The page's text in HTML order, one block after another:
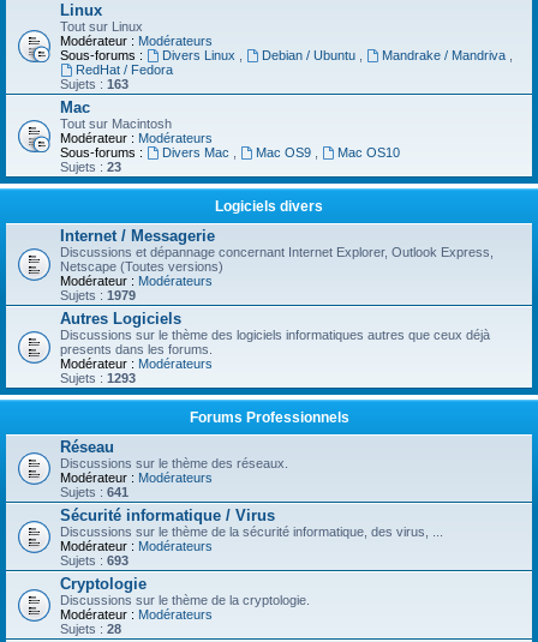
Linux
Tout sur Linux
Modérateur : Modérateurs
Sous-forums :
Divers Linux Debian / Ubuntu Mandrake / Mandriva
RedHat / Fedora
Sujets : 163
Mac
Tout sur Macintosh
Modérateur : Modérateurs
Sous-forums :
Divers Mac Mac OS9
Mac OS10
Sujets : 23
Logiciels divers
Internet / Messagerie
Discussions et dépannage concernant Internet Explorer, Outlook Express,
Netscape (Toutes versions)
Modérateur : Modérateurs
Sujets : 1979
Autres Logiciels
Discussions sur le thème des logiciels informatiques autres que ceux déjà
presents dans les forums.
Modérateur : Modérateurs
Sujets : 1293
Forums Professionnels
Réseau
Discussions sur le thème des réseaux.
Modérateur : Modérateurs
Sujets : 641
Sécurité informatique / Virus
Discussions sur le thème de la sécurité informatique, des virus, ...
Modérateur : Modérateurs
Sujets : 693
Cryptologie
Discussions sur le thème de la cryptologie.
Modérateur : Modérateurs
Sujets : 28